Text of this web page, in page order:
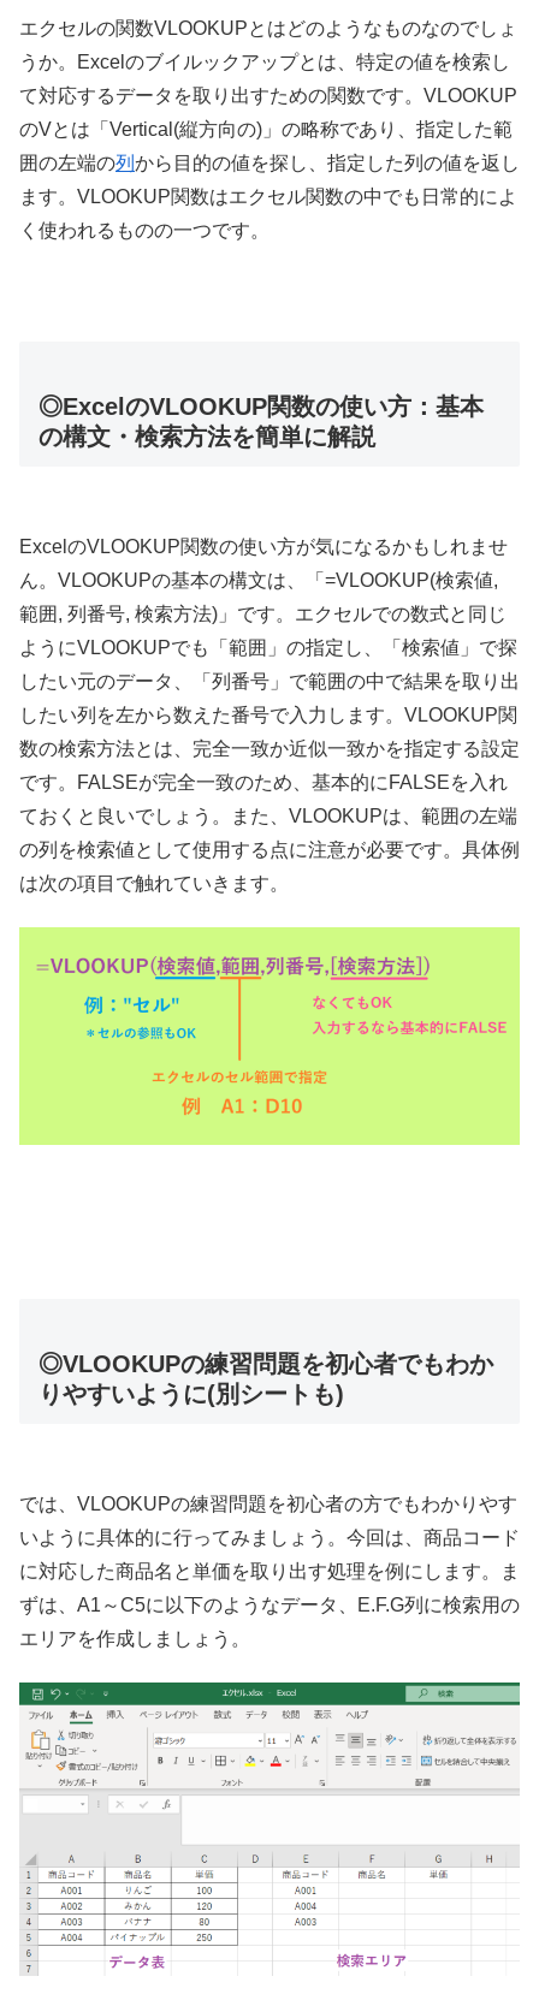
エクセルの関数VLOOKUPとはどのようなものなのでしょ
うか。Excelのブイルックアップとは、特定の値を検索し
て対応するデータを取り出すための関数です。VLOOKUP
のVとは「Vertical(縦方向の)」の略称であり、指定した範
囲の左端の列 から目的の値を探し、指定した列の値を返し
ます。VLOOKUP関数はエクセル関数の中でも日常的によ
く使われるものの一つです。
◎ExcelのVLOOKUP関数の使い方：基本
の構文・検索方法を簡単に解説
ExcelのVLOOKUP関数の使い方が気になるかもしれませ
ん。VLOOKUPの基本の構文は、「=VLOOKUP(検索値,
範囲, 列番号, 検索方法)」です。エクセルでの数式と同じ
ようにVLOOKUPでも「範囲」の指定し、「検索値」で探
したい元のデータ、「列番号」で範囲の中で結果を取り出
したい列を左から数えた番号で入力します。VLOOKUP関
数の検索方法とは、完全一致か近似一致かを指定する設定
です。FALSEが完全一致のため、基本的にFALSEを入れ
ておくと良いでしょう。また、VLOOKUPは、範囲の左端
の列を検索値として使用する点に注意が必要です。具体例
は次の項目で触れていきます。
◎VLOOKUPの練習問題を初心者でもわか
りやすいように(別シートも)
では、VLOOKUPの練習問題を初心者の方でもわかりやす
いように具体的に行ってみましょう。今回は、商品コード
に対応した商品名と単価を取り出す処理を例にします。ま
ずは、A1～C5に以下のようなデータ、E.F.G列に検索用の
エリアを作成しましょう。